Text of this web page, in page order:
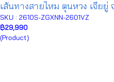
เส้นทางสายไหม ตุนหวง เจียยู่
SKU : 2610S-ZGXNN-2601VZ
฿29,990
(Product)